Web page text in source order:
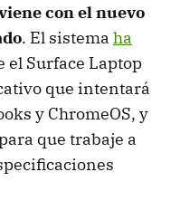
con el nuevo
. El sistema ha
el Surface Laptop
que intentará
y ChromeOS, y
que trabaje a